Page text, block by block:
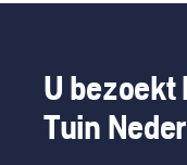
voor
producten
U bezoekt
Tuin